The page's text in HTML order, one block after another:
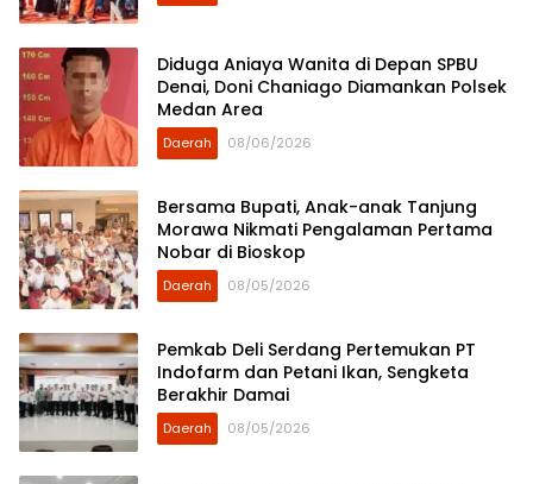
Diduga Aniaya Wanita di Depan SPBU
Denai, Doni Chaniago Diamankan Polsek
Medan Area
Daerah 08/06/2026
Bersama Bupati, Anak-anak Tanjung
Morawa Nikmati Pengalaman Pertama
Nobar di Bioskop
Daerah 08/05/2026
Pemkab Deli Serdang Pertemukan PT
Indofarm dan Petani Ikan, Sengketa
Berakhir Damai
Daerah 08/05/2026